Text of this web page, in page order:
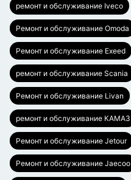
ремонт и обслуживание Iveco
Ремонт и обслуживание Omoda
Ремонт и обслуживание Exeed
ремонт и обслуживание Scania
Ремонт и обслуживание Livan
ремонт и обслуживание КАМАЗ
Ремонт и обслуживание Jetour
Ремонт и обслуживание Jaecoo